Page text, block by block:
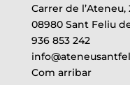
Carrer de l’Ateneu,
08980 Sant Feliu
936 853 242
Com arribar